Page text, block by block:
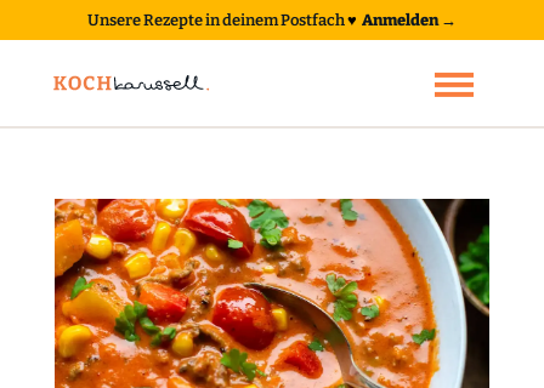
Unsere Rezepte in deinem Postfach♥ Anmelden →